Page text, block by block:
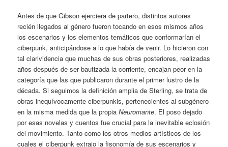
Antes de que Gibson ejerciera de partero, distintos autores
recién llegados al género fueron tocando en esos mismos años
los escenarios y los elementos temáticos que conformarían el
ciberpunk, anticipándose a lo que había de venir. Lo hicieron con
tal clarividencia que muchas de sus obras posteriores, realizadas
años después de ser bautizada la corriente, encajan peor en la
categoría que las que publicaron durante el primer lustro de la
década. Si seguimos la definición amplia de Sterling, se trata de
obras inequívocamente ciberpunkis, pertenecientes al subgénero
en la misma medida que la propiaNeuromante. El poso dejado
por esas novelas y cuentos fue crucial para la inevitable eclosión
del movimiento. Tanto como los otros medios artísticos de los
cuales el ciberpunk extrajo la fisonomía de sus escenarios y